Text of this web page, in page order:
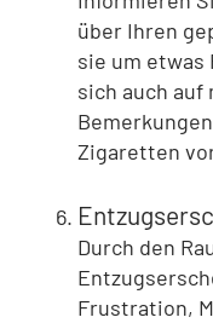
über Ihren
sie um etwas
sich auch
Zigaretten
Durch den
Frustration,